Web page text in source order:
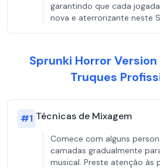
garantindo que cada
nova e aterrorizante neste
Sprunki Horror
Truques
#1 Técnicas de Mixagem
Comece com alguns
camadas gradualmente
musical. Preste atenção às